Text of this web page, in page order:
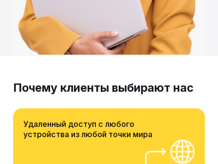
Почему клиенты выбирают нас
Удаленный доступ с любого
устройства из любой точки мира